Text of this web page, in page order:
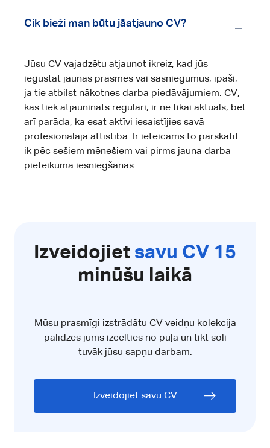
Cik bieži man būtu jāatjauno CV?
Jūsu CV vajadzētu atjaunot ikreiz, kad jūs
iegūstat jaunas prasmes vai sasniegumus, īpaši,
ja tie atbilst nākotnes darba piedāvājumiem. CV,
kas tiek atjaunināts regulāri, ir ne tikai aktuāls, bet
arī parāda, ka esat aktīvi iesaistījies savā
profesionālajā attīstībā. Ir ieteicams to pārskatīt
ik pēc sešiem mēnešiem vai pirms jauna darba
pieteikuma iesniegšanas.
Izveidojiet savu CV 15
minūšu laikā
Mūsu prasmīgi izstrādātu CV veidņu kolekcija
palīdzēs jums izcelties no pūļa un tikt soli
tuvāk jūsu sapņu darbam.
Izveidojiet savu CV